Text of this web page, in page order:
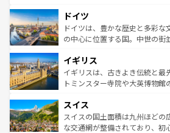
せる。地方によって風土や気候
性で訪れ
ンテンツ一覧を参照してほしい
で、幅広い魅力が詰まっている
聖堂、美しいビーチ、そして豊
から魅了する。また、フランス
いる。シャンパンの発祥地であ
香り高いラベンダー畑など、多
らに、パリ以外の地域にも魅力
れる地方に足を運ぶとそれぞれ
きるだろう。 なお、新着
を参照してほしい。
ドイツ
ドイツは、豊かな歴史と多彩
の中心に位置する国。中世の街
顔を持つこの国は、どこを歩い
ルリンの文化的活気、バイエル
してライン川沿いのワイン畑と
は、お酒好きな人にはぜひ体験してほしい
ドイツ情報はコンテンツ一覧を
イギリス
イギリスは、古きよき伝統と最
トミンスター寺院や大英博物館
リアごとに異なる魅力がある。
ティー、ビール好きにはたまら
戦など、本場だからこそできる
スイス
スイスの国土面積は九州ほどの
な交通網が整備されており、初